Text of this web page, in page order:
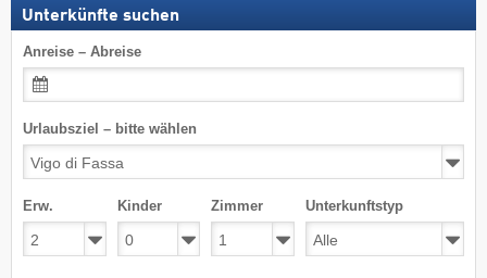
Unterkünfte suchen
Anreise – Abreise
Urlaubsziel – bitte wählen
Erw. Kinder Zimmer Unterkunftstyp